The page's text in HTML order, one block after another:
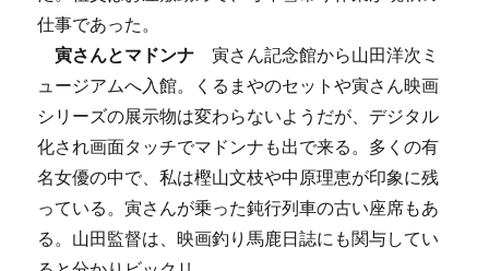
仕事であった。
寅さんとマドンナ 寅さん記念館から山田洋次ミ
ュージアムへ入館。くるまやのセットや寅さん映画
シリーズの展示物は変わらないようだが、デジタル
化され画面タッチでマドンナも出で来る。多くの有
名女優の中で、私は樫山文枝や中原理恵が印象に残
っている。寅さんが乗った鈍行列車の古い座席もあ
る。山田監督は、映画釣り馬鹿日誌にも関与してい